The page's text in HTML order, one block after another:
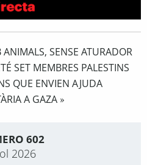
ANIMALS, SENSE ATURADOR
SET MEMBRES PALESTINS
QUE ENVIEN AJUDA
A GAZA»
602
2026